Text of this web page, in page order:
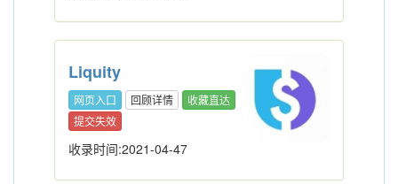
Liquity
网页入口 回顾详情
收藏直达
提交失效
收录时间:2021-04-47